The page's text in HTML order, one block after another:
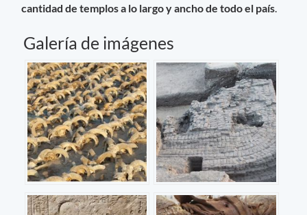
cantidad de templos a lo largo y ancho de todo el país.
Galería de imágenes